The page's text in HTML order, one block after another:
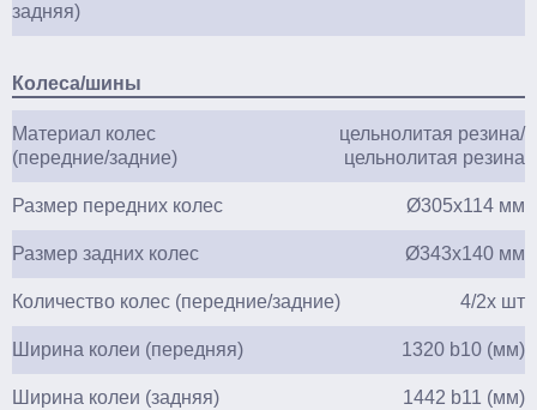
задняя)
Колеса/шины
Материал колес
(передние/задние)
цельнолитая резина/
цельнолитая резина
Размер передних колес Ø305х114 мм
Размер задних колес Ø343х140 мм
Количество колес (передние/задние) 4/2х шт
Ширина колеи (передняя) 1320 b10 (мм)
Ширина колеи (задняя) 1442 b11 (мм)